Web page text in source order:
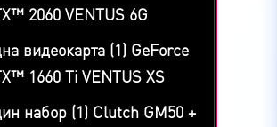
2060 VENTUS 6G
видеокарта (1) GeForce
1660 Ti VENTUS XS
набор (1) Clutch GM50 +